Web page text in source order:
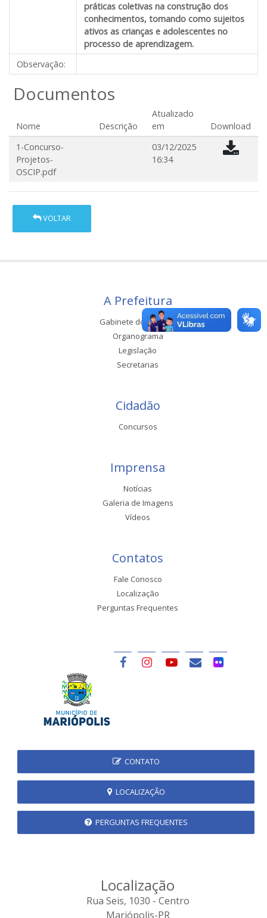
práticas coletivas na construção dos
conhecimentos, tornando como sujeitos
ativos as crianças e adolescentes no
processo de aprendizagem.
Observação:
Documentos
Nome Descrição
Atualizado
em
Download
1-Concurso-
Projetos-
OSCIP.pdf
03/12/2025
16:34
VOLTAR
A Prefeitura
Gabinete do Prefeito
Organograma
Legislação
Secretarias
Cidadão
Concursos
Imprensa
Notícias
Galeria de Imagens
Vídeos
Contatos
Fale Conosco
Localização
Perguntas Frequentes
CONTATO
LOCALIZAÇÃO
PERGUNTAS FREQUENTES
Localização
Rua Seis, 1030 - Centro
Mariópolis-PR